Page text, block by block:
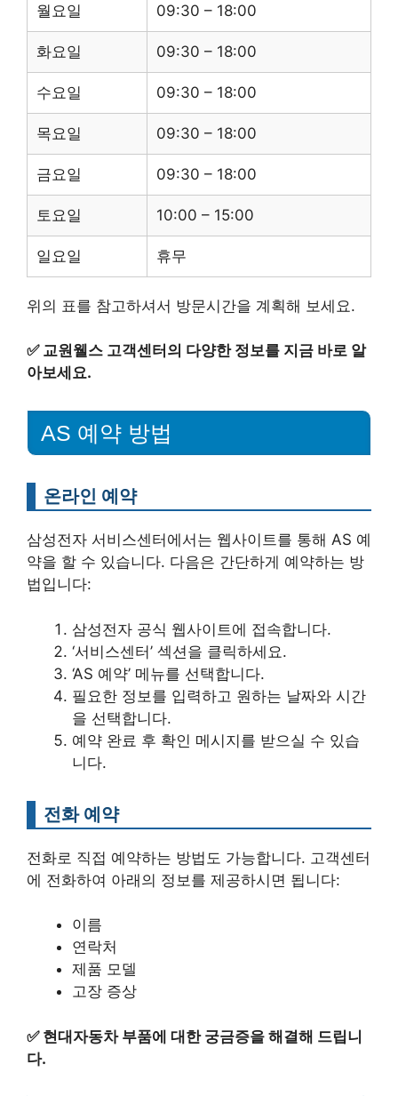
월요일 09:30 – 18:00
화요일 09:30 – 18:00
수요일 09:30 – 18:00
목요일 09:30 – 18:00
금요일 09:30 – 18:00
토요일 10:00 – 15:00
일요일 휴무
위의 표를 참고하셔서 방문시간을 계획해 보세요.
✅ 교원웰스 고객센터의 다양한 정보를 지금 바로 알
아보세요.
AS 예약 방법
온라인 예약
삼성전자 서비스센터에서는 웹사이트를 통해 AS 예
약을 할 수 있습니다. 다음은 간단하게 예약하는 방
법입니다:
삼성전자 공식 웹사이트에 접속합니다.
‘서비스센터’ 섹션을 클릭하세요.
‘AS 예약’ 메뉴를 선택합니다.
필요한 정보를 입력하고 원하는 날짜와 시간
을 선택합니다.
예약 완료 후 확인 메시지를 받으실 수 있습
니다.
전화 예약
전화로 직접 예약하는 방법도 가능합니다. 고객센터
에 전화하여 아래의 정보를 제공하시면 됩니다:
이름
연락처
제품 모델
고장 증상
✅ 현대자동차 부품에 대한 궁금증을 해결해 드립니
다.